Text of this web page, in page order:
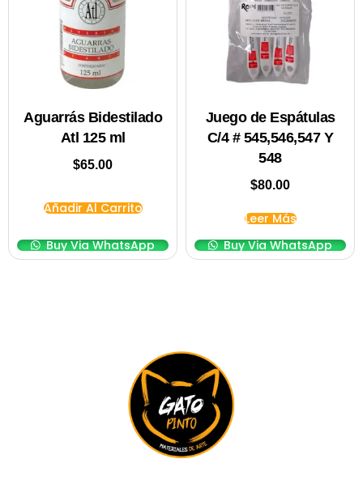
Aguarrás Bidestilado
Atl 125 ml
$65.00
Añadir Al Carrito
Buy Via WhatsApp
Juego de Espátulas
C/4 # 545,546,547 Y
548
$80.00
Leer Más
Buy Via WhatsApp